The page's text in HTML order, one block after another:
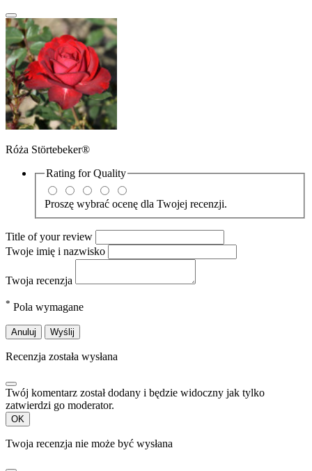
Róża Störtebeker®
Rating forQuality
Proszę wybrać ocenę dla Twojej recenzji.
Title of your review
Twoje imię i nazwisko
Twoja recenzja
* Pola wymagane
Anuluj Wyślij
Recenzja została wysłana
Twój komentarz został dodany i będzie widoczny jak tylko
zatwierdzi go moderator.
OK
Twoja recenzja nie może być wysłana